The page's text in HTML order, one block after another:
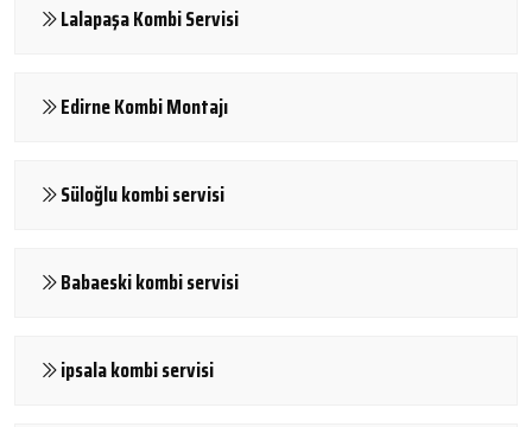
Lalapaşa Kombi Servisi
Edirne Kombi Montajı
Süloğlu kombi servisi
Babaeski kombi servisi
ipsala kombi servisi